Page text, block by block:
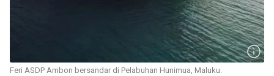
Feri ASDP Ambon bersandar di Pelabuhan Hunimua, Maluku.